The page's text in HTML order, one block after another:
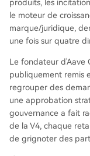
produits, les
le moteur de
marque/juridique,
une fois sur quatre
Le fondateur d'Aave
publiquement remis
regrouper des
une approbation
gouvernance a fait
de la V4, chaque
de grignoter des